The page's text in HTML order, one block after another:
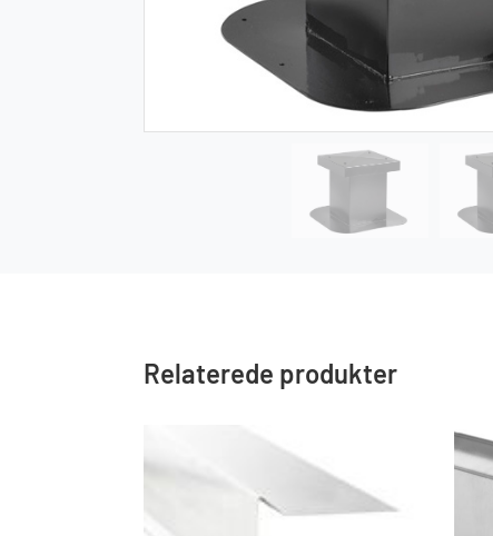
Relaterede produkter